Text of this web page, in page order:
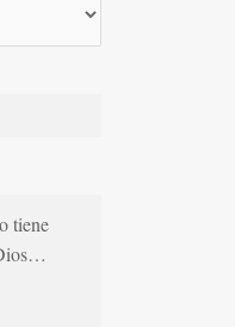
tiene